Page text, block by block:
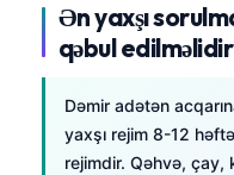
Ən yaxşı
qəbul
Dəmir adətən
yaxşı rejim 8-12
rejimdir. Qəhvə,
كوردی‎
پښتو
සිංහල